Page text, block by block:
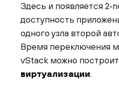
Здесь и появляется
доступность
одного узла второй
Время переключения
vStack можно
виртуализации.